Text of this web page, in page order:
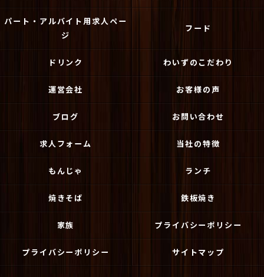
パート・アルバイト用求人ペー
ジ
フード
ドリンク わいずのこだわり
運営会社 お客様の声
ブログ お問い合わせ
求人フォーム 当社の特徴
もんじゃ ランチ
焼きそば 鉄板焼き
家族 プライバシーポリシー
プライバシーポリシー サイトマップ